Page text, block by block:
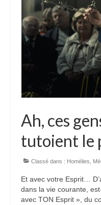
Articles, Chroniques
Livres
Grandir :
Cath.ch
Echo Magazine
Echo Magazine
Voir
Films, Vidéos, Selfies
Selfies de
Mon
Ah, ces
tutoient le
Classé dans : Homélies
Et avec votre Esprit…
dans la vie courante,
avec TON Esprit », du